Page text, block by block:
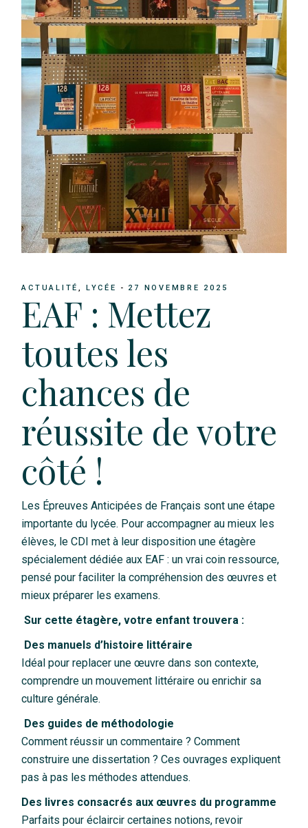
ACTUALITÉ LYCÉE 27 NOVEMBRE 2025
EAF : Mettez
toutes les
chances de
réussite de votre
côté !
Les Épreuves Anticipées de Français sont une étape
importante du lycée. Pour accompagner au mieux les
élèves, le CDI met à leur disposition une étagère
spécialement dédiée aux EAF : un vrai coin ressource,
pensé pour faciliter la compréhension des œuvres et
mieux préparer les examens.
Sur cette étagère, votre enfant trouvera :
Des manuels d’histoire littéraire
Idéal pour replacer une œuvre dans son contexte,
comprendre un mouvement littéraire ou enrichir sa
culture générale.
Des guides de méthodologie
Comment réussir un commentaire ? Comment
construire une dissertation ? Ces ouvrages expliquent
pas à pas les méthodes attendues.
Des livres consacrés aux œuvres du programme
Parfaits pour éclaircir certaines notions, revoir